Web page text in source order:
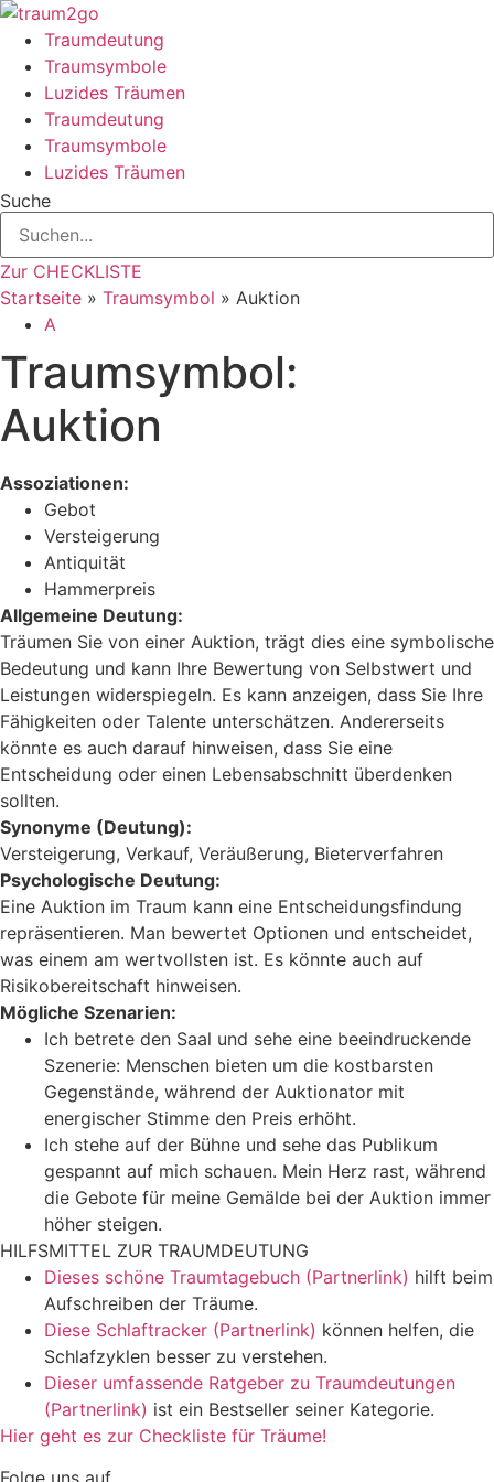
Zum
Inhalt
springen
Traumdeutung
Traumsymbole
Luzides Träumen
Traumdeutung
Traumsymbole
Luzides Träumen
Suche
Zur CHECKLISTE
Startseite » Traumsymbol » Auktion
A
Traumsymbol:
Auktion
Assoziationen:
Gebot
Versteigerung
Antiquität
Hammerpreis
Allgemeine Deutung:
Träumen Sie von einer Auktion, trägt dies eine symbolische
Bedeutung und kann Ihre Bewertung von Selbstwert und
Leistungen widerspiegeln. Es kann anzeigen, dass Sie Ihre
Fähigkeiten oder Talente unterschätzen. Andererseits
könnte es auch darauf hinweisen, dass Sie eine
Entscheidung oder einen Lebensabschnitt überdenken
sollten.
Synonyme (Deutung):
Versteigerung, Verkauf, Veräußerung, Bieterverfahren
Psychologische Deutung:
Eine Auktion im Traum kann eine Entscheidungsfindung
repräsentieren. Man bewertet Optionen und entscheidet,
was einem am wertvollsten ist. Es könnte auch auf
Risikobereitschaft hinweisen.
Mögliche Szenarien:
Ich betrete den Saal und sehe eine beeindruckende
Szenerie: Menschen bieten um die kostbarsten
Gegenstände, während der Auktionator mit
energischer Stimme den Preis erhöht.
Ich stehe auf der Bühne und sehe das Publikum
gespannt auf mich schauen. Mein Herz rast, während
die Gebote für meine Gemälde bei der Auktion immer
höher steigen.
HILFSMITTEL ZUR TRAUMDEUTUNG
Dieses schöne Traumtagebuch (Partnerlink) hilft beim
Aufschreiben der Träume.
Diese Schlaftracker (Partnerlink) können helfen, die
Schlafzyklen besser zu verstehen.
Dieser umfassende Ratgeber zu Traumdeutungen
(Partnerlink) ist ein Bestseller seiner Kategorie.
Hier geht es zur Checkliste für Träume!